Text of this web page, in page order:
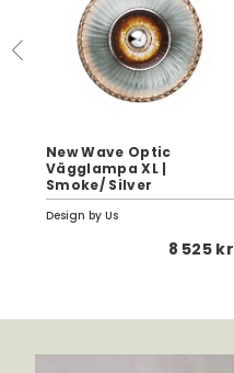
New Wave Optic
Vägglampa XL |
Smoke/ Silver
Design by Us
8 525 kr